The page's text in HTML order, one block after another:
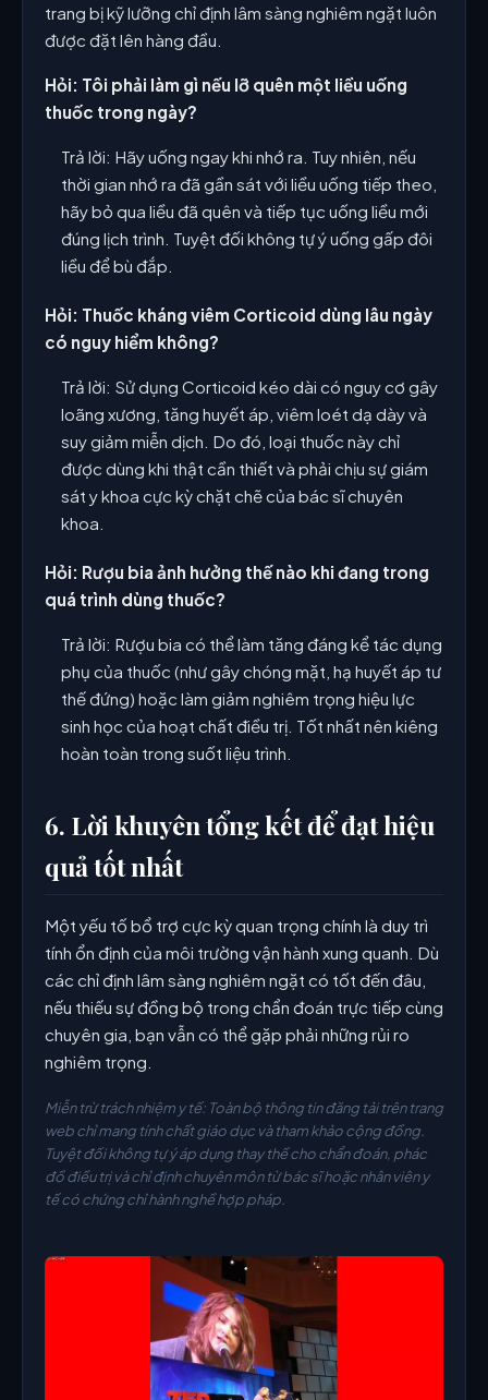
trang bị kỹ lưỡng chỉ định lâm sàng nghiêm ngặt luôn
được đặt lên hàng đầu.
Hỏi: Tôi phải làm gì nếu lỡ quên một liều uống
thuốc trong ngày?
Trả lời: Hãy uống ngay khi nhớ ra. Tuy nhiên, nếu
thời gian nhớ ra đã gần sát với liều uống tiếp theo,
hãy bỏ qua liều đã quên và tiếp tục uống liều mới
đúng lịch trình. Tuyệt đối không tự ý uống gấp đôi
liều để bù đắp.
Hỏi: Thuốc kháng viêm Corticoid dùng lâu ngày
có nguy hiểm không?
Trả lời: Sử dụng Corticoid kéo dài có nguy cơ gây
loãng xương, tăng huyết áp, viêm loét dạ dày và
suy giảm miễn dịch. Do đó, loại thuốc này chỉ
được dùng khi thật cần thiết và phải chịu sự giám
sát y khoa cực kỳ chặt chẽ của bác sĩ chuyên
khoa.
Hỏi: Rượu bia ảnh hưởng thế nào khi đang trong
quá trình dùng thuốc?
Trả lời: Rượu bia có thể làm tăng đáng kể tác dụng
phụ của thuốc (như gây chóng mặt, hạ huyết áp tư
thế đứng) hoặc làm giảm nghiêm trọng hiệu lực
sinh học của hoạt chất điều trị. Tốt nhất nên kiêng
hoàn toàn trong suốt liệu trình.
6. Lời khuyên tổng kết để đạt hiệu
quả tốt nhất
Một yếu tố bổ trợ cực kỳ quan trọng chính là duy trì
tính ổn định của môi trường vận hành xung quanh. Dù
các chỉ định lâm sàng nghiêm ngặt có tốt đến đâu,
nếu thiếu sự đồng bộ trong chẩn đoán trực tiếp cùng
chuyên gia, bạn vẫn có thể gặp phải những rủi ro
nghiêm trọng.
Miễn trừ trách nhiệm y tế: Toàn bộ thông tin đăng tải trên trang
web chỉ mang tính chất giáo dục và tham khảo cộng đồng.
Tuyệt đối không tự ý áp dụng thay thế cho chẩn đoán, phác
đồ điều trị và chỉ định chuyên môn từ bác sĩ hoặc nhân viên y
tế có chứng chỉ hành nghề hợp pháp.